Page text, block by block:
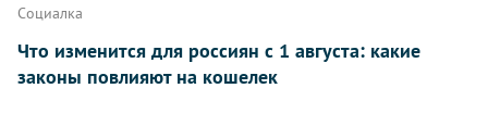
Социалка
Что изменится для россиян с 1 августа: какие
законы повлияют на кошелек